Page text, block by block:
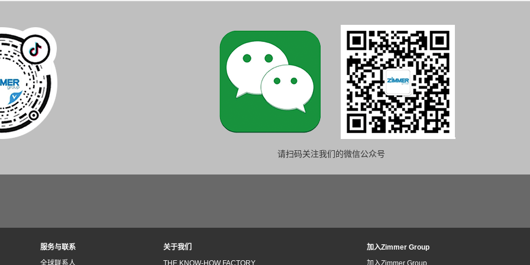
请扫码关注我们的微信公众号
服务与联系
全球联系人
关于我们
THE KNOW-HOW FACTORY
加入Zimmer Group
加入Zimmer Group